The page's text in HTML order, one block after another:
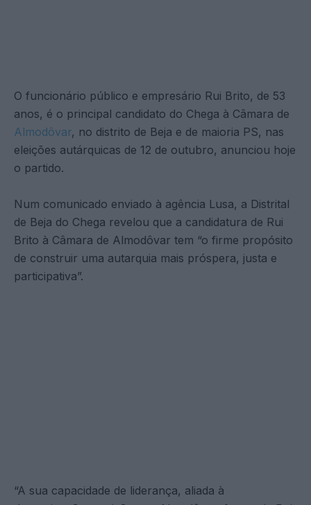
O funcionário público e empresário Rui Brito, de 53
anos, é o principal candidato do Chega à Câmara de
Almodôvar, no distrito de Beja e de maioria PS, nas
eleições autárquicas de 12 de outubro, anunciou hoje
o partido.
Num comunicado enviado à agência Lusa, a Distrital
de Beja do Chega revelou que a candidatura de Rui
Brito à Câmara de Almodôvar tem “o firme propósito
de construir uma autarquia mais próspera, justa e
participativa”.
“A sua capacidade de liderança, aliada à